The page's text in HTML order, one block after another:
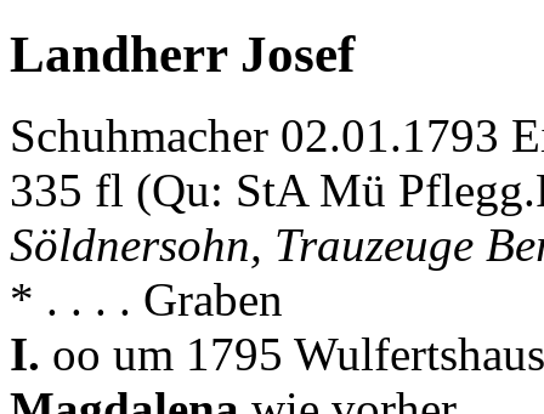
Landherr Josef
Schuhmacher 02.01.1793
335 fl (Qu: StA Mü
Söldnersohn, Trauzeuge
* . . . . Graben
I. oo um 1795